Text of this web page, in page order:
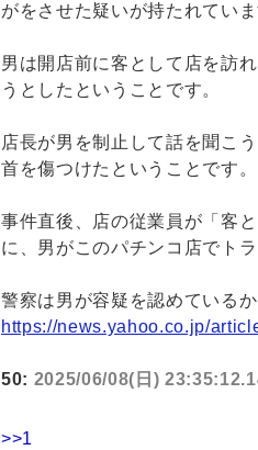
がをさせた疑いが持たれていま
男は開店前に客として店を訪
うとしたということです。
店長が男を制止して話を聞こ
首を傷つけたということです。
事件直後、店の従業員が「客
に、男がこのパチンコ店でト
警察は男が容疑を認めている
https://news.yahoo.co.jp/
50: 2025/06/08(日)
>>1